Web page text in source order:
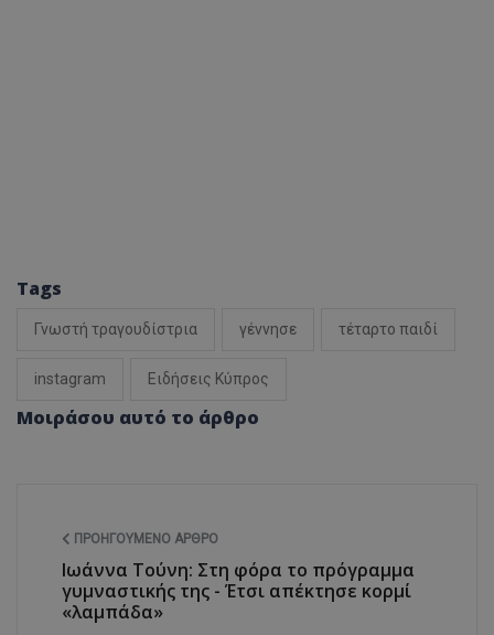
Tags
Γνωστή τραγουδίστρια γέννησε τέταρτο παιδί
instagram Ειδήσεις Κύπρος
Μοιράσου αυτό το άρθρο
ΠΡΟΗΓΟΎΜΕΝΟ ΆΡΘΡΟ
Ιωάννα Τούνη: Στη φόρα το πρόγραμμα
γυμναστικής της - Έτσι απέκτησε κορμί
«λαμπάδα»